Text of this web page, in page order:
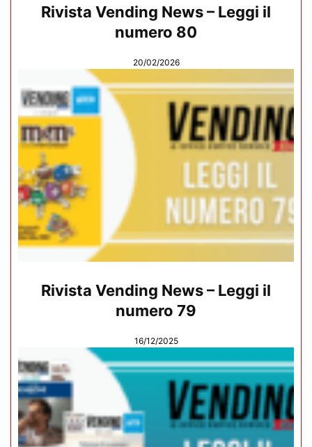
Rivista Vending News – Leggi il
numero 80
20/02/2026
Rivista Vending News – Leggi il
numero 79
16/12/2025